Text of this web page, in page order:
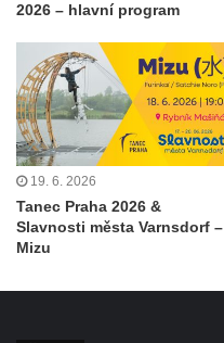
2026 – hlavní program
19. 6. 2026
Tanec Praha 2026 &
Slavnosti města Varnsdorf –
Mizu